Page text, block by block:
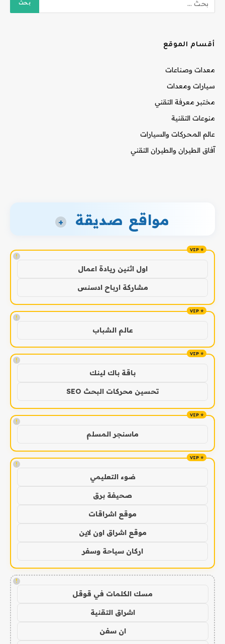
أقسام الموقع
معدات وصناعات
سيارات ومعدات
مختبر معرفة التقني
منوعات التقنية
عالم المحركات والسيارات
آفاق الطيران والطيران التقني
مواقع صديقة +
!
اول اثنين ريادة اعمال
مشاركة ارباح ادسنس
!
عالم الشباب
!
باقة باك لينك
تحسين محركات البحث SEO
!
ماسنجر المسلم
!
ضوء التعليمي
صحيفة برق
موقع اشراقات
موقع اشراق اون لاين
اركان سياحة وسفر
!
مسك الكلمات في قوقل
اشراق التقنية
ان سفن